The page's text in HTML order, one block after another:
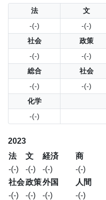
法 文
-(-)
-(-)
社会
政策
-(-)
-(-)
総合
社会
-(-)
-(-)
化学
-(-)
2023
法
文 経済
商
-(-)
-(-) -(-)
-(-)
社会政策外国
人間
-(-)
-(-) -(-)
-(-)